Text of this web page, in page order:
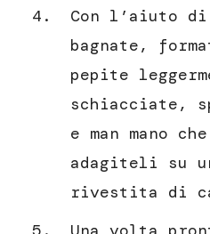
Con l’aiuto
bagnate,
pepite
schiacciate,
e man mano
adagiteli su
rivestita di